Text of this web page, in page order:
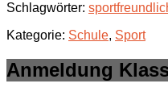
Schlagwörter:
Kategorie: Schule, Sport
Anmeldung